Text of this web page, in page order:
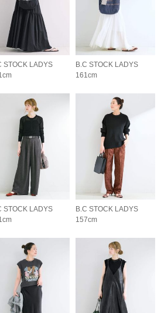
STOCK LADYS
B.C STOCK LADYS
161cm
STOCK LADYS
B.C STOCK LADYS
157cm